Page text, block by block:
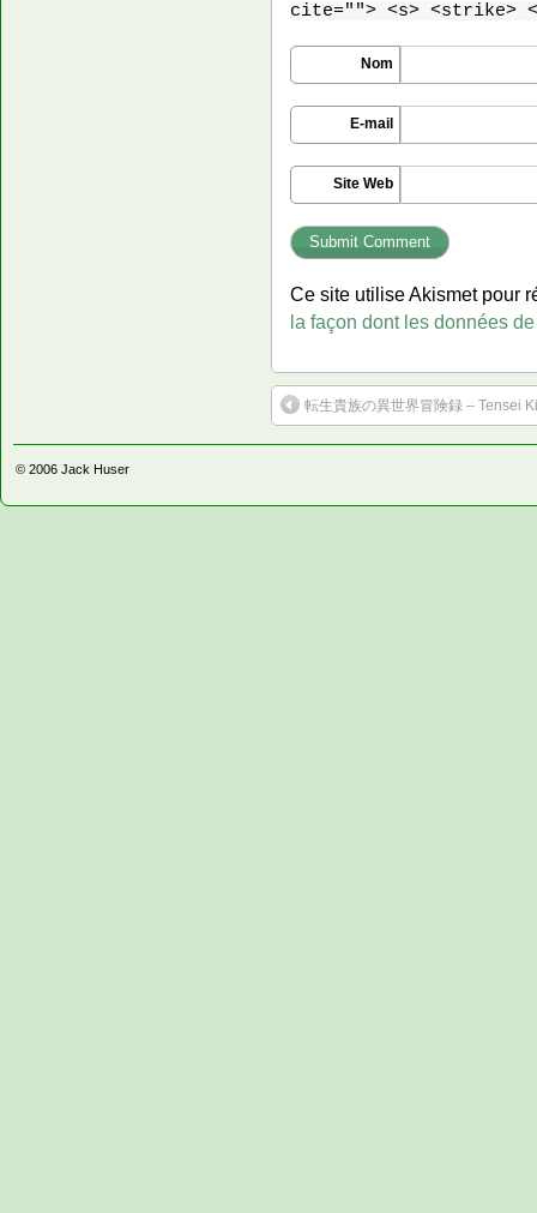
cite=""> <s> <strike>
Nom
E-mail
Site Web
Ce site utilise Akismet pour
la façon dont les données
転生貴族の異世界冒険録 – Tensei
© 2006 Jack Huser